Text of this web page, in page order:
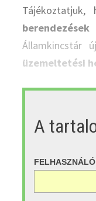
Államkincstár
üzemeltetési
A